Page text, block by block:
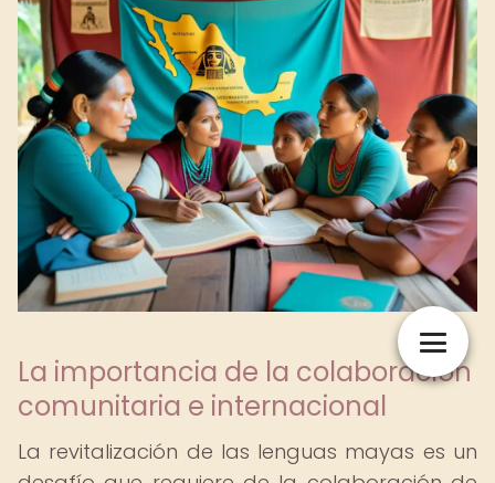
La importancia de la colaboración
comunitaria e internacional
La revitalización de las lenguas mayas es un